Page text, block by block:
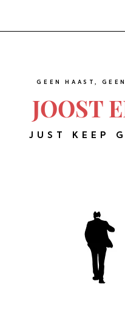
JOOST
GEEN HAAST,
JUST KEEP